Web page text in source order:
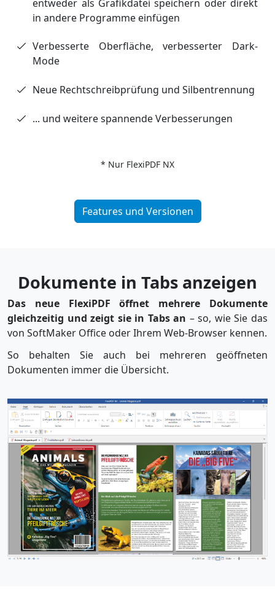
entweder als Grafikdatei speichern oder direkt
in andere Programme einfügen
Verbesserte Oberfläche, verbesserter Dark-
Mode
Neue Rechtschreibprüfung und Silbentrennung
... und weitere spannende Verbesserungen
* Nur FlexiPDF NX
Features und Versionen
Dokumente in Tabs anzeigen
Das neue FlexiPDF öffnet mehrere Dokumente
gleichzeitig und zeigt sie in Tabs an – so, wie Sie das
von SoftMaker Office oder Ihrem Web-Browser kennen.
So behalten Sie auch bei mehreren geöffneten
Dokumenten immer die Übersicht.